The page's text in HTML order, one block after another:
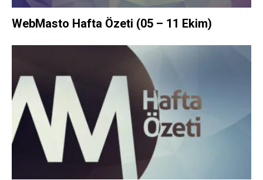
WebMasto Hafta Özeti (05 – 11 Ekim)